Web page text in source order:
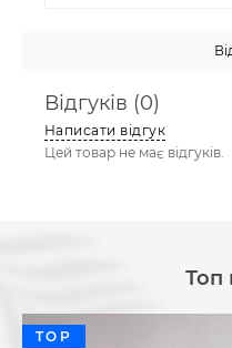
Відгуків (0)
Написати відгук
Цей товар не має відгуків.
Топ
TOP